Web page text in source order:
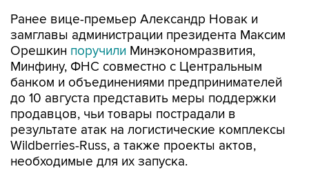
Ранее вице-премьер Александр Новак и
замглавы администрации президента Максим
Орешкин поручили Минэкономразвития,
Минфину, ФНС совместно с Центральным
банком и объединениями предпринимателей
до 10 августа представить меры поддержки
продавцов, чьи товары пострадали в
результате атак на логистические комплексы
Wildberries-Russ, а также проекты актов,
необходимые для их запуска.